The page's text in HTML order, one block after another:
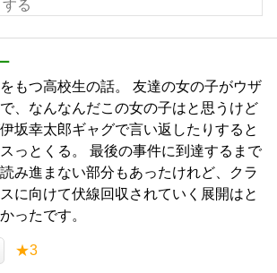
もつ高校生の話。 友達の女の子がウザ
、なんなんだこの女の子はと思うけど
坂幸太郎ギャグで言い返したりすると
っとくる。 最後の事件に到達するまで
み進まない部分もあったけれど、クラ
に向けて伏線回収されていく展開はと
ったです。
★3